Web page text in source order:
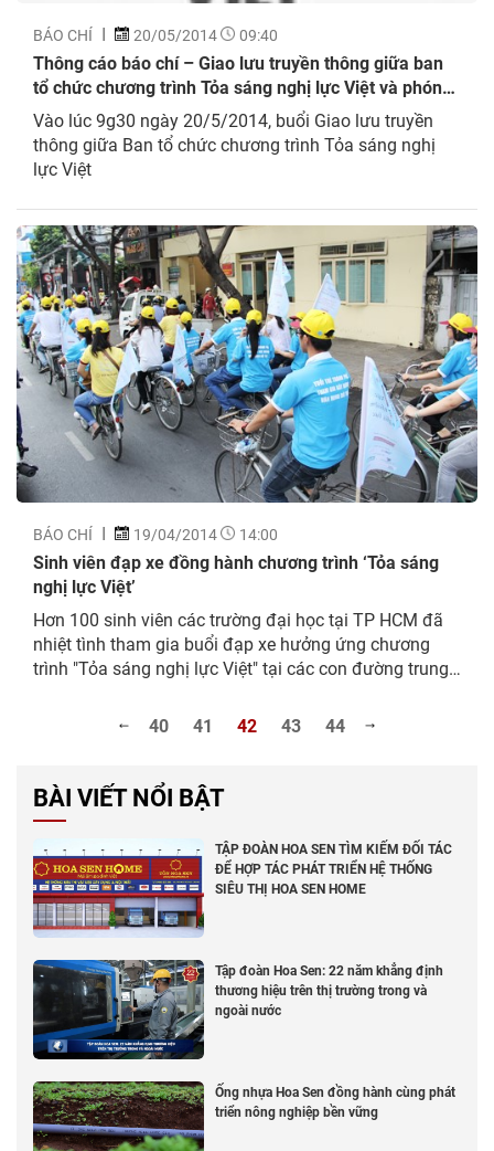
BÁO CHÍ 20/05/2014 09:40
Thông cáo báo chí – Giao lưu truyền thông giữa ban
tổ chức chương trình Tỏa sáng nghị lực Việt và phóng
viên báo đài
Vào lúc 9g30 ngày 20/5/2014, buổi Giao lưu truyền
thông giữa Ban tổ chức chương trình Tỏa sáng nghị
lực Việt
BÁO CHÍ 19/04/2014 14:00
Sinh viên đạp xe đồng hành chương trình ‘Tỏa sáng
nghị lực Việt’
Hơn 100 sinh viên các trường đại học tại TP HCM đã
nhiệt tình tham gia buổi đạp xe hưởng ứng chương
trình "Tỏa sáng nghị lực Việt" tại các con đường trung
40
41 42 43 44
BÀI VIẾT NỔI BẬT
TẬP ĐOÀN HOA SEN TÌM KIẾM ĐỐI TÁC
ĐỂ HỢP TÁC PHÁT TRIỂN HỆ THỐNG
SIÊU THỊ HOA SEN HOME
Tập đoàn Hoa Sen: 22 năm khẳng định
thương hiệu trên thị trường trong và
ngoài nước
Ống nhựa Hoa Sen đồng hành cùng phát
triển nông nghiệp bền vững